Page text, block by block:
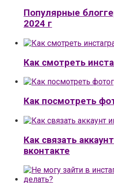
Популярные
2024 г
Как смотреть
Как посмотреть
Как связать
вконтакте